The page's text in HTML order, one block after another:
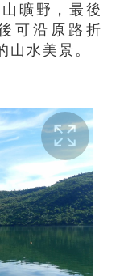
曠野，最後
可沿原路折
水美景。